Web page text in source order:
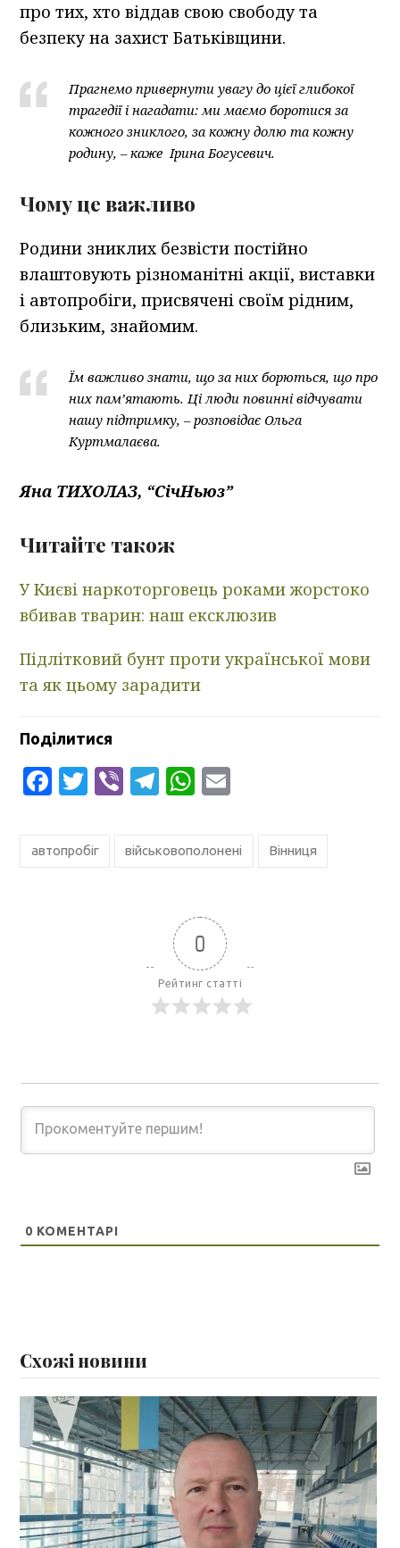
про тих, хто віддав свою свободу та
безпеку на захист Батьківщини.
Прагнемо привернути увагу до цієї глибокої
трагедії і нагадати: ми маємо боротися за
кожного зниклого, за кожну долю та кожну
родину, – каже Ірина Богусевич.
Чому це важливо
Родини зниклих безвісти постійно
влаштовують різноманітні акції, виставки
і автопробіги, присвячені своїм рідним,
близьким, знайомим.
Їм важливо знати, що за них борються, що про
них пам’ятають. Ці люди повинні відчувати
нашу підтримку, – розповідає Ольга
Куртмалаєва.
Яна ТИХОЛАЗ, “СічНьюз”
Читайте також
У Києві наркоторговець роками жорстоко
вбивав тварин: наш ексклюзив
Підлітковий бунт проти української мови
та як цьому зарадити
Поділитися
Facebook
Twitter
ViberTelegram
WhatsApp
автопробіг військовополонені Вінниця
0
Рейтинг статті
0 КОМЕНТАРІ
Схожі новини